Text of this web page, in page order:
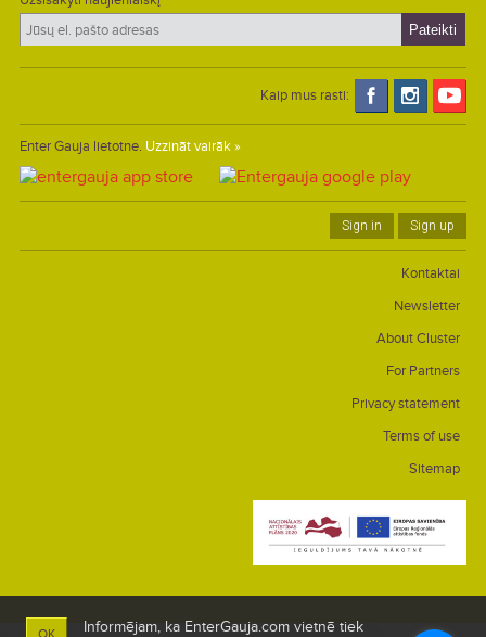
Kaip mus rasti:
Enter Gauja lietotne. Uzzināt vairāk »
Sign in Sign up
Kontaktai
Newsletter
About Cluster
For Partners
Privacy statement
Terms of use
Sitemap
Informējam, ka EnterGauja.com vietnē tiek